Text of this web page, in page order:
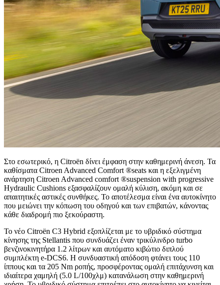
Στο εσωτερικό, η Citroën δίνει έμφαση στην καθημερινή άνεση. Τα
καθίσματα Citroen Advanced Comfort ®seats και η εξελιγμένη
ανάρτηση Citroen Advanced comfort ®suspension with progressive
Hydraulic Cushions εξασφαλίζουν ομαλή κύλιση, ακόμη και σε
απαιτητικές αστικές συνθήκες. Το αποτέλεσμα είναι ένα αυτοκίνητο
που μειώνει την κόπωση του οδηγού και των επιβατών, κάνοντας
κάθε διαδρομή πιο ξεκούραστη.
Το νέο Citroën C3 Hybrid εξοπλίζεται με το υβριδικό σύστημα
κίνησης της Stellantis που συνδυάζει έναν τρικύλινδρο turbo
βενζινοκινητήρα 1.2 λίτρων και αυτόματο κιβώτιο διπλού
συμπλέκτη e-DCS6. Η συνδυαστική απόδοση φτάνει τους 110
ίππους και τα 205 Nm ροπής, προσφέροντας ομαλή επιτάχυνση και
ιδιαίτερα χαμηλή (5.0 L/100χλμ) κατανάλωση στην καθημερινή